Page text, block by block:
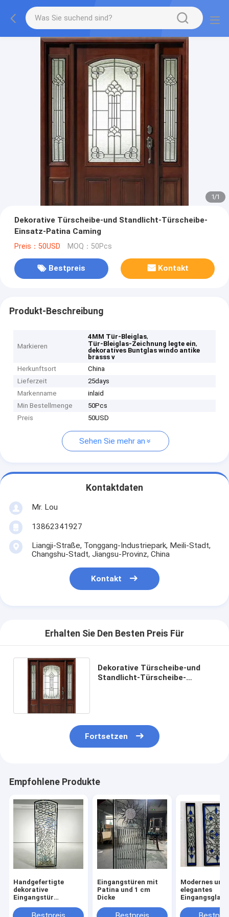
1/1
Dekorative Türscheibe-und Standlicht-Türscheibe-
Einsatz-Patina Caming
Preis：50USD MOQ：50Pcs
Bestpreis Kontakt
Produkt-Beschreibung
Markieren
4MM Tür-Bleiglas,
Tür-Bleiglas-Zeichnung legte ein,
dekoratives Buntglas windo antike
brasss v
Herkunftsort
China
Lieferzeit
25days
Markenname
inlaid
Min Bestellmenge
50Pcs
Preis
50USD
Sehen Sie mehr an
Kontaktdaten
Mr. Lou
13862341927
Liangji-Straße, Tonggang-Industriepark, Meili-Stadt,
Changshu-Stadt, Jiangsu-Provinz, China
Kontakt
Erhalten Sie Den Besten Preis Für
Dekorative Türscheibe-und
Standlicht-Türscheibe-
Fortsetzen
Empfohlene Produkte
Handgefertigte
dekorative
Eingangstür
komplexem Design
Eingangstüren mit
Patina und 1 cm
Dicke
Modernes und
elegantes
Eingangsglas
Unternehmens